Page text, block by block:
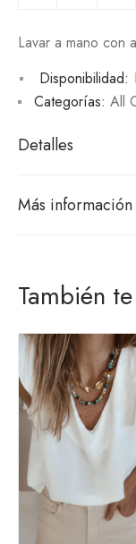
Lavar a mano con
Disponibilidad:
Categorías: All
Detalles
Más información
También